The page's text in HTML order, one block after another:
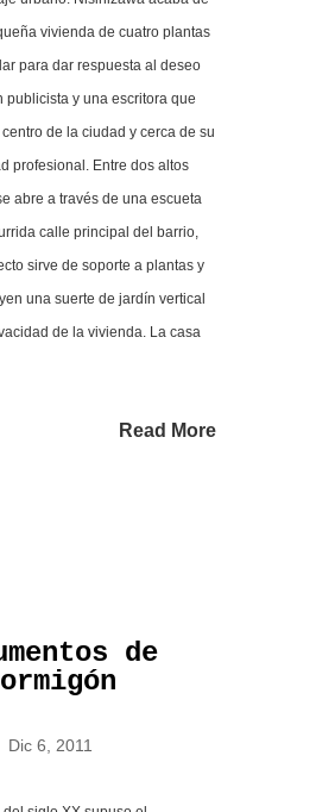
vivienda de cuatro plantas
para dar respuesta al deseo
publicista y una escritora que
de la ciudad y cerca de su
profesional. Entre dos altos
abre a través de una escueta
calle principal del barrio,
sirve de soporte a plantas y
una suerte de jardín vertical
de la vivienda. La casa
Read More
de
Dic 6, 2011